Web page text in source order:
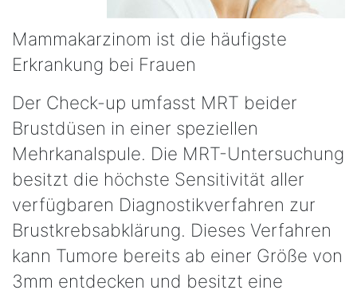
Mammakarzinom ist die häufigste
Erkrankung bei Frauen
Der Check-up umfasst MRT beider
Brustdüsen in einer speziellen
Mehrkanalspule. Die MRT-Untersuchung
besitzt die höchste Sensitivität aller
verfügbaren Diagnostikverfahren zur
Brustkrebsabklärung. Dieses Verfahren
kann Tumore bereits ab einer Größe von
3mm entdecken und besitzt eine